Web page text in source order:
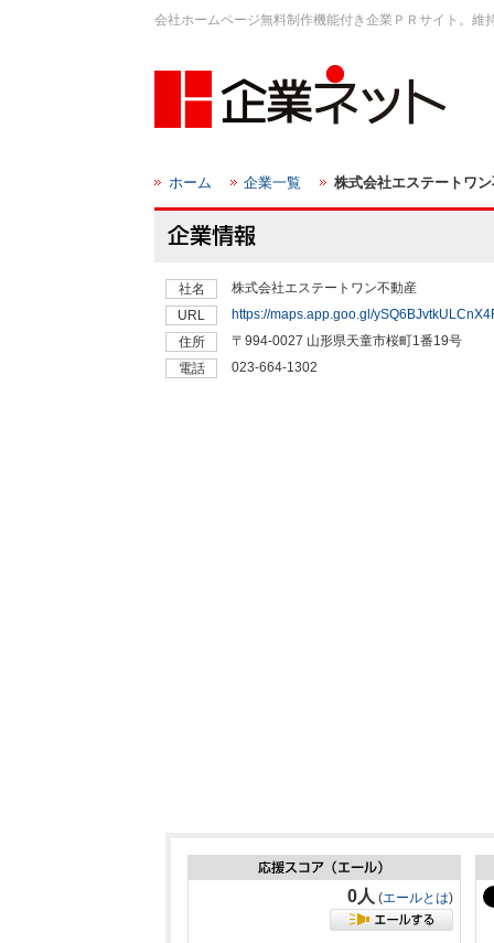
会社ホームページ無料制作機能付き企業ＰＲサイト。
ホーム 企業一覧 株式会社エステートワ
社名
株式会社エステートワン不動産
URL
https://maps.app.goo.gl/
住所
〒994-0027 山形県天童市桜町1番19号
電話
023-664-1302
0人 (エールとは)